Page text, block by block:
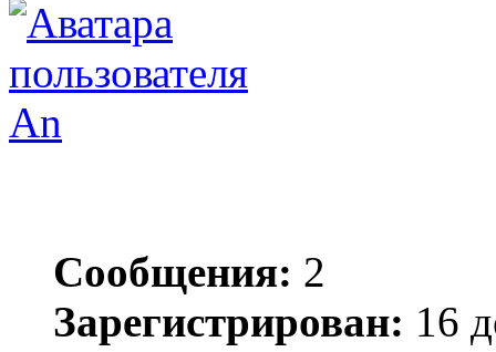
An
Сообщения: 2
Зарегистрирован: 16